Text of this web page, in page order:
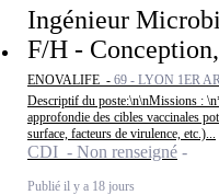
Ingénieur
F/H -
ENOVALIFE - 69 - LYON 1ER
Descriptif du poste:\n\nMissions :
approfondie des cibles vaccinales
surface, facteurs de virulence, etc.)...
CDI - Non renseigné
Publié il y a 18 jours